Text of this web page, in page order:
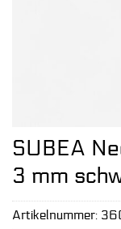
SUBEA
3 mm
Artikelnummer: